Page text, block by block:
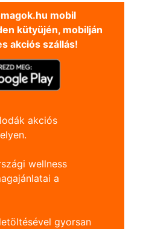
mobil
kütyüjén, mobilján
akciós szállás!
akciós
wellness
a
gyorsan